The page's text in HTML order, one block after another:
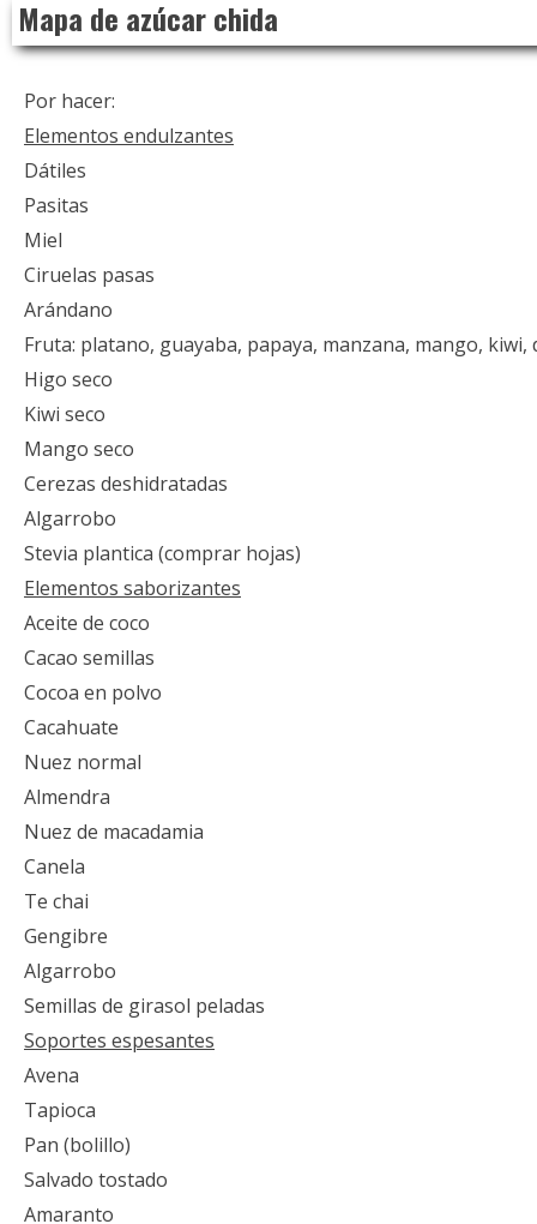
content
Mapa de azúcar chida
Por hacer:
Elementos endulzantes
Dátiles
Pasitas
Miel
Ciruelas pasas
Arándano
Fruta: platano, guayaba, papaya, manzana, mango,
Higo seco
Kiwi seco
Mango seco
Cerezas deshidratadas
Algarrobo
Stevia plantica (comprar hojas)
Elementos saborizantes
Aceite de coco
Cacao semillas
Cocoa en polvo
Cacahuate
Nuez normal
Almendra
Nuez de macadamia
Canela
Te chai
Gengibre
Algarrobo
Semillas de girasol peladas
Soportes espesantes
Avena
Tapioca
Pan (bolillo)
Salvado tostado
Amaranto